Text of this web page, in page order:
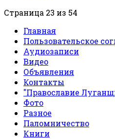
Страница 23 из 54
Главная
Пользовательское
Аудиозаписи
Видео
Объявления
Контакты
"Православие
Фото
Разное
Паломничество
Книги